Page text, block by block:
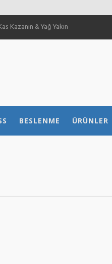
Kazanın & Yağ Yakın
Kaybı Sağlar Mı?
Yapılır?
nasıl etkiliyor?
BESLENME ÜRÜNLER